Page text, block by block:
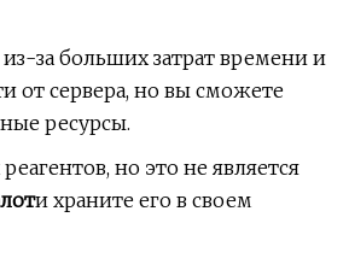
за больших затрат времени и
от сервера, но вы сможете
ресурсы.
но это не является
и храните его в своем